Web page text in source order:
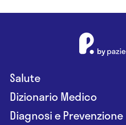
Salute
Dizionario Medico
Diagnosi e Prevenzione